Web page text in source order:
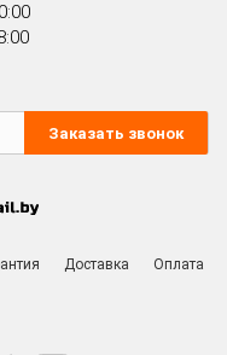
Заказать звонок
Доставка Оплата